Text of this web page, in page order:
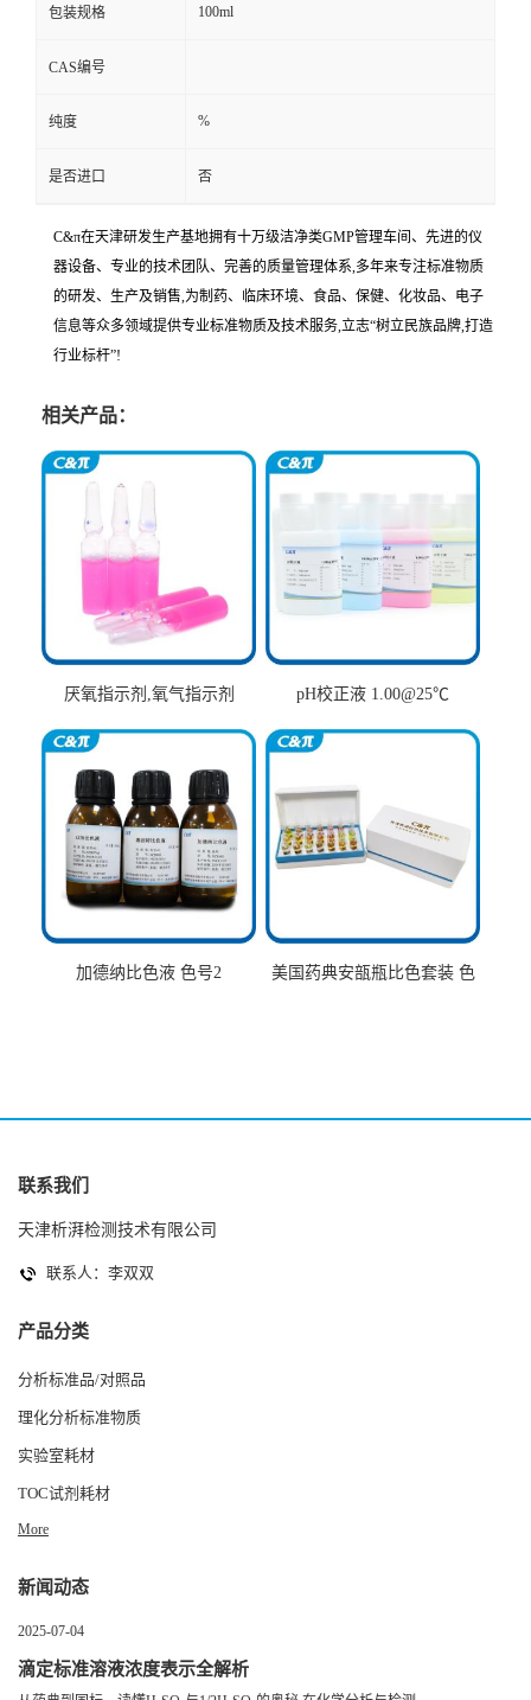
包装规格 100ml
CAS编号
纯度 %
是否进口 否
C&π在天津研发生产基地拥有十万级洁净类GMP管理车间、先进的仪
器设备、专业的技术团队、完善的质量管理体系,多年来专注标准物质
的研发、生产及销售,为制药、临床环境、食品、保健、化妆品、电子
信息等众多领域提供专业标准物质及技术服务,立志“树立民族品牌,打造
行业标杆”!
相关产品：
厌氧指示剂,氧气指示剂 pH校正液 1.00@25℃
加德纳比色液 色号2
美国药典安瓿瓶比色套装 色
联系我们
天津析湃检测技术有限公司
联系人：李双双
产品分类
分析标准品/对照品
理化分析标准物质
实验室耗材
TOC试剂耗材
More
新闻动态
2025-07-04
滴定标准溶液浓度表示全解析